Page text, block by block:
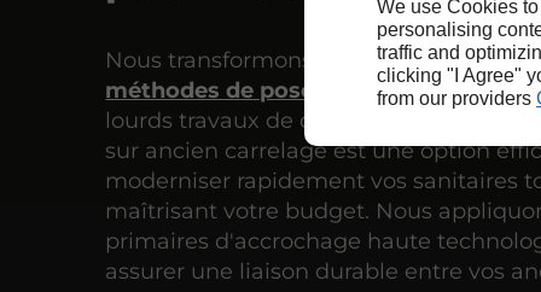
We use Cookies
personalising
traffic and
clicking "I Agree"
from our providers
Nous transformons vos anciens
méthodes de pose performantes qui
lourds travaux de démolition à Montluel.
sur ancien carrelage est une option
moderniser rapidement vos sanitaires
maîtrisant votre budget. Nous
primaires d'accrochage haute
assurer une liaison durable entre vos